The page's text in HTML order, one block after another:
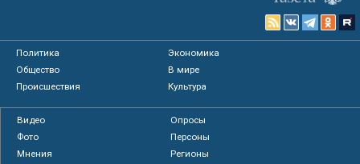
Политика
Экономика
Общество
В мире
Происшествия
Культура
Видео
Опросы
Фото
Персоны
Мнения
Регионы